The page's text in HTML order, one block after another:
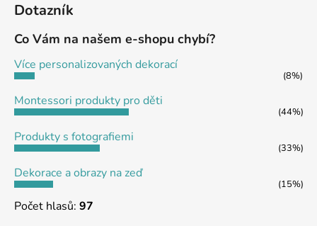
Dotazník
Co Vám na našem e-shopu chybí?
Více personalizovaných dekorací
(8%)
Montessori produkty pro děti
(44%)
Produkty s fotografiemi
(33%)
Dekorace a obrazy na zeď
(15%)
Počet hlasů: 97